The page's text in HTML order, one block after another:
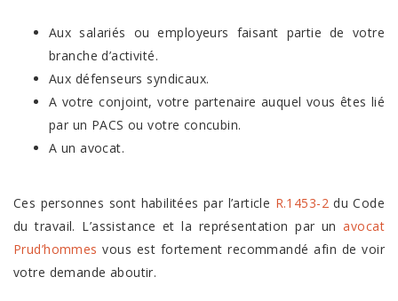
Aux salariés ou employeurs faisant partie de votre
branche d’activité.
Aux défenseurs syndicaux.
A votre conjoint, votre partenaire auquel vous êtes lié
par un PACS ou votre concubin.
A un avocat.
Ces personnes sont habilitées par l’article R.1453-2du Code
du travail. L’assistance et la représentation par unavocat
Prud’hommes vous est fortement recommandé afin de voir
votre demande aboutir.